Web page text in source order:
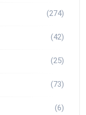
(274)
(42)
(25)
(73)
(6)